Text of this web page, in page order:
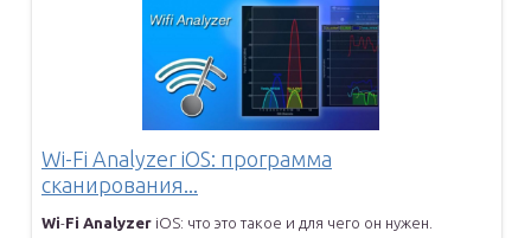
Wi-Fi Analyzer iOS: программа
сканирования...
Wi-Fi Analyzer iOS: что это такое и для чего он нужен.